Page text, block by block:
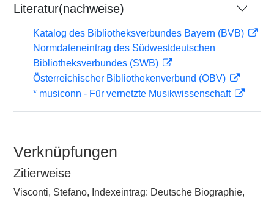
Literatur(nachweise)
Katalog des Bibliotheksverbundes Bayern (BVB)
Normdateneintrag des Südwestdeutschen
Bibliotheksverbundes (SWB)
Österreichischer Bibliothekenverbund (OBV)
* musiconn - Für vernetzte Musikwissenschaft
Verknüpfungen
Zitierweise
Visconti, Stefano, Indexeintrag: Deutsche Biographie,